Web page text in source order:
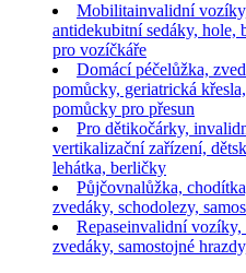
Mobilitainvalidní
antidekubitní sedáky, hole,
pro vozíčkáře
Domácí péčelůžka,
pomůcky, geriatrická
pomůcky pro přesun
Pro dětikočárky,
vertikalizační zařízení,
lehátka, berličky
Půjčovnalůžka,
zvedáky, schodolezy,
Repaseinvalidní vozíky,
zvedáky, samostojné